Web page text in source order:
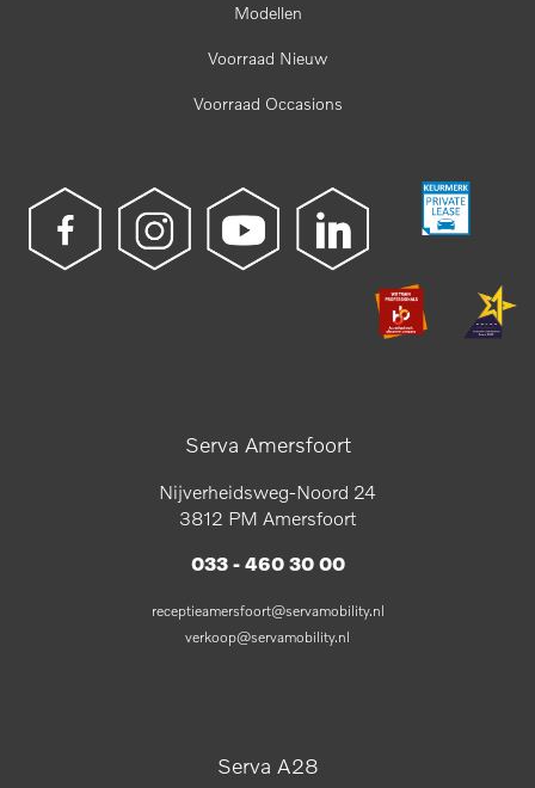
Modellen
Voorraad Nieuw
Voorraad Occasions
Serva Amersfoort
Nijverheidsweg-Noord 24
3812 PM Amersfoort
033 - 460 30 00
receptieamersfoort@servamobility.nl
verkoop@servamobility.nl
Serva A28